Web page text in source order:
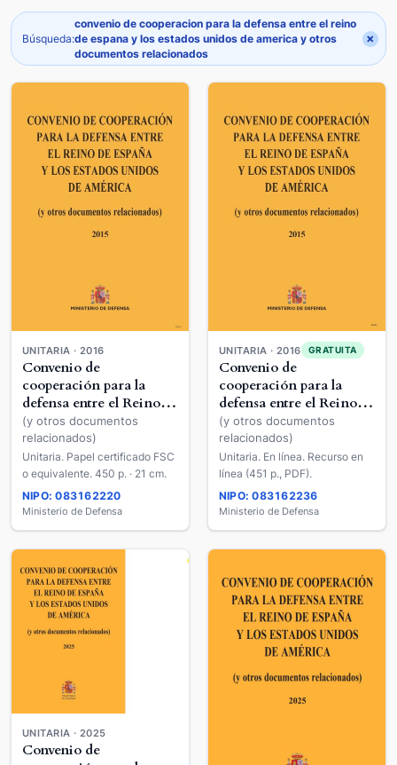
Búsqueda:
convenio de cooperacion para la defensa entre el reino
de espana y los estados unidos de america y otros
documentos relacionados
×
UNITARIA · 2016
Convenio de
cooperación para la
defensa entre el Reino
de España y los Estados
Unidos de América
(y otros documentos
relacionados)
Unitaria. Papel certificado FSC
o equivalente. 450 p. · 21 cm.
NIPO: 083162220
Ministerio de Defensa
UNITARIA · 2016 GRATUITA
Convenio de
cooperación para la
defensa entre el Reino
de España y los Estados
Unidos de América
(y otros documentos
relacionados)
Unitaria. En línea. Recurso en
línea (451 p., PDF).
NIPO: 083162236
Ministerio de Defensa
UNITARIA · 2025
Convenio de